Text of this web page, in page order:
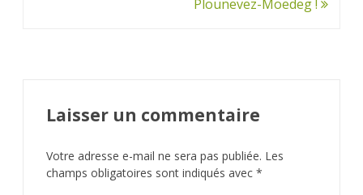
Plounevez-Moedeg !
Laisser un commentaire
Votre adresse e-mail ne sera pas publiée. Les
champs obligatoires sont indiqués avec *